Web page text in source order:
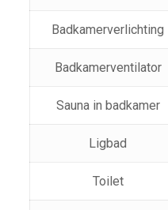
Badkamerverlichting
Badkamerventilator
Sauna in badkamer
Ligbad
Toilet